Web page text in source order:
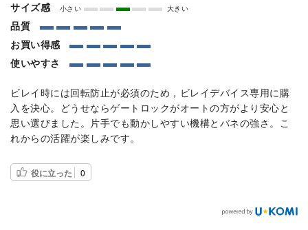
サイズ感 小さい 大きい
品質
お買い得感
使いやすさ
ビレイ時には回転防止が必須のため，ビレイデバイス専用に購
入を決心。どうせならゲートロックがオートの方がより安心と
思い選びました。片手でも動かしやすい機構とバネの強さ。こ
れからの活躍が楽しみです。
役に立った 0